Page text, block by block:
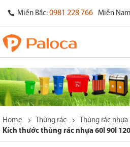
Miền Bắc: 0981 228 766 Miền
Home Thùng rác
Thùng rác nhựa
Kích thước thùng rác nhựa 60l 90l